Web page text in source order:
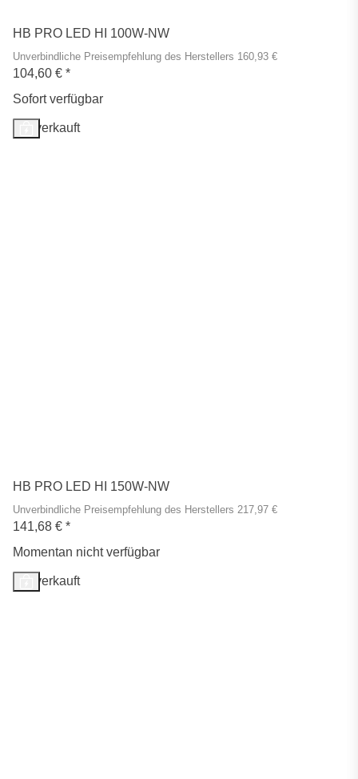
HB PRO LED HI 100W-NW
Unverbindliche Preisempfehlung des Herstellers 160,93 €
104,60 € *
Sofort verfügbar
Ausverkauft
HB PRO LED HI 150W-NW
Unverbindliche Preisempfehlung des Herstellers 217,97 €
141,68 € *
Momentan nicht verfügbar
Ausverkauft